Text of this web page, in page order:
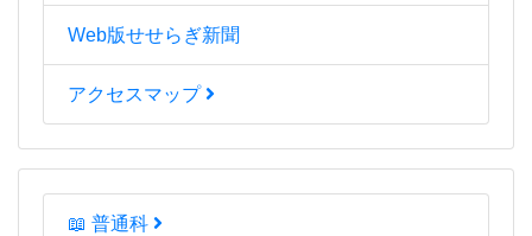
Web版せせらぎ新聞
アクセスマップ
📖 普通科